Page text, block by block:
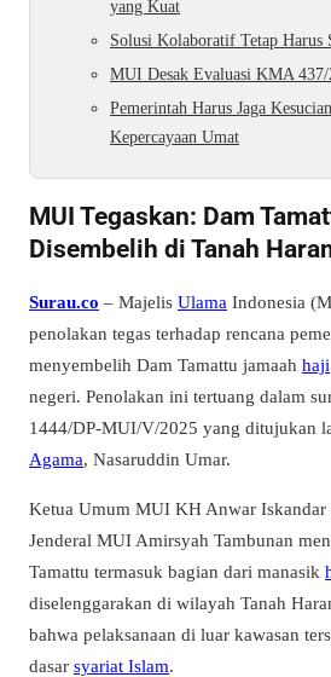
yang Kuat
Solusi Kolaboratif Tetap Harus
MUI Desak Evaluasi KMA 437/
Pemerintah Harus Jaga
Kepercayaan Umat
MUI Tegaskan: Dam
Disembelih di Tanah
Surau.co – Majelis Ulama Indonesia
penolakan tegas terhadap rencana
menyembelih Dam Tamattu jamaah haji
negeri. Penolakan ini tertuang dalam
1444/DP-MUI/V/2025 yang ditujukan
Agama, Nasaruddin Umar.
Ketua Umum MUI KH Anwar Iskandar
Jenderal MUI Amirsyah Tambunan
Tamattu termasuk bagian dari manasik
diselenggarakan di wilayah Tanah
bahwa pelaksanaan di luar kawasan
dasar syariat Islam.